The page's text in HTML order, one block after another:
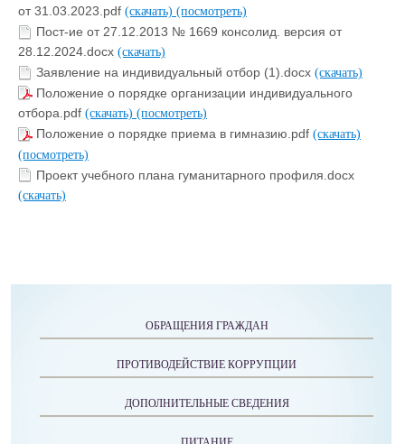
от 31.03.2023.pdf (скачать) (посмотреть)
Пост-ие от 27.12.2013 № 1669 консолид. версия от
28.12.2024.docx (скачать)
Заявление на индивидуальный отбор (1).docx (скачать)
Положение о порядке организации индивидуального
отбора.pdf (скачать) (посмотреть)
Положение о порядке приема в гимназию.pdf (скачать)
(посмотреть)
Проект учебного плана гуманитарного профиля.docx
(скачать)
ОБРАЩЕНИЯ ГРАЖДАН
ПРОТИВОДЕЙСТВИЕ КОРРУПЦИИ
ДОПОЛНИТЕЛЬНЫЕ СВЕДЕНИЯ